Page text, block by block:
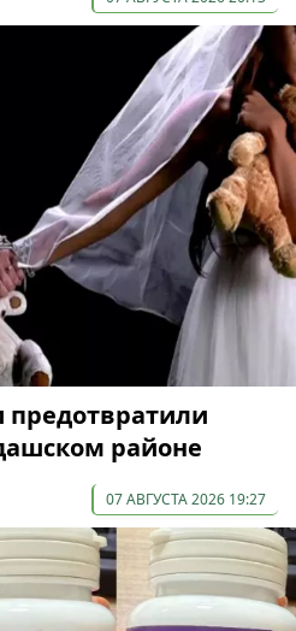
предотвратили
районе
07 АВГУСТА 2026 19:27